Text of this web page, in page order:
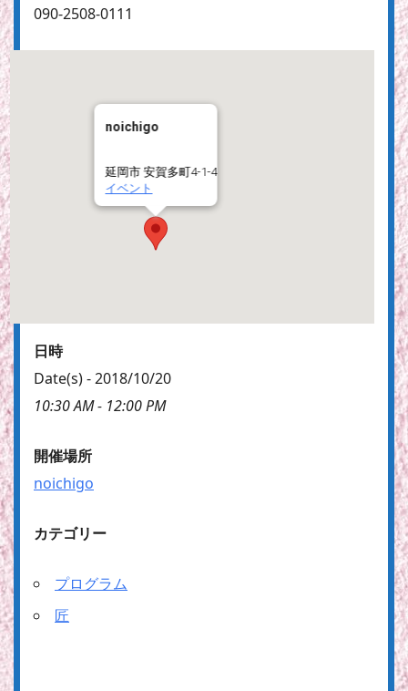
090-2508-0111
noichigo
延岡市 安賀多町4-1-4
イベント
日時
Date(s) - 2018/10/20
10:30 AM - 12:00 PM
開催場所
noichigo
カテゴリー
プログラム
匠